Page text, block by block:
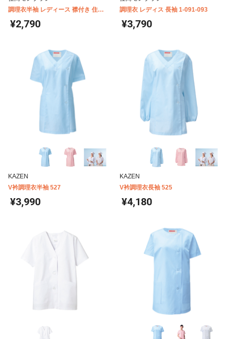
調理衣半袖 レディース 襟付き 住商
モンブラン 1-002
¥2,790
調理衣 レディス 長袖 1-091-093
¥3,790
KAZEN
V衿調理衣半袖 527
¥3,990
KAZEN
V衿調理衣長袖 525
¥4,180